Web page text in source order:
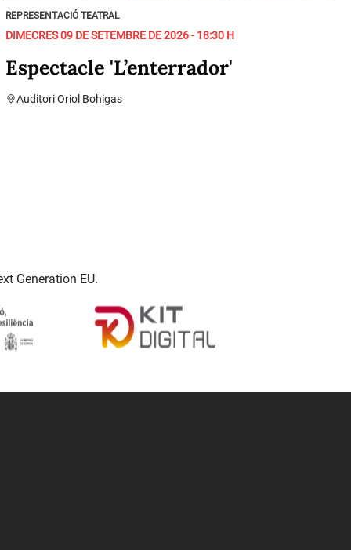
REPRESENTACIÓ TEATRAL
DIMECRES 09 DE SETEMBRE DE 2026 - 18:30 H
Espectacle 'L’enterrador'
Auditori Oriol Bohigas
Generation EU.